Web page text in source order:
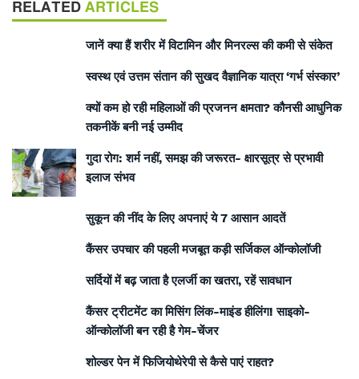
RELATED ARTICLES
जानें क्या हैं शरीर में विटामिन और मिनरल्स की कमी से संकेत
स्वस्थ एवं उत्तम संतान की सुखद वैज्ञानिक यात्रा ‘गर्भ संस्कार’
क्यों कम हो रही महिलाओं की प्रजनन क्षमता? कौनसी आधुनिक
तकनीकें बनी नई उम्मीद
गुदा रोग: शर्म नहीं, समझ की जरूरत- क्षारसूत्र से प्रभावी
इलाज संभव
सुकून की नींद के लिए अपनाएं ये 7 आसान आदतें
कैंसर उपचार की पहली मजबूत कड़ी सर्जिकल ऑन्कोलॉजी
सर्दियों में बढ़ जाता है एलर्जी का खतरा, रहें सावधान
कैंसर ट्रीटमेंट का मिसिंग लिंक-माइंड हीलिंग! साइको-
ऑन्कोलॉजी बन रही है गेम-चेंजर
शोल्डर पेन में फिजियोथेरेपी से कैसे पाएं राहत?